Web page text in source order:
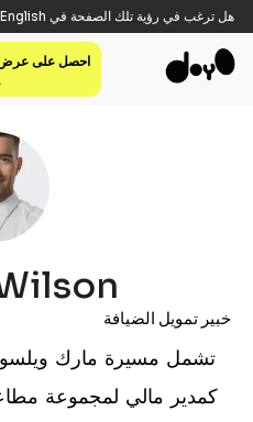
هل ترغب في رؤية تلك الصفحة في English
خبير تمويل الضيافة
تشمل مسيرة مارك
كمدير مالي لمجموعة